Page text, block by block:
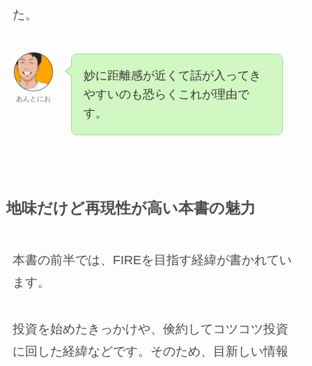
た。
あんとにお
妙に距離感が近くて話が入ってき
やすいのも恐らくこれが理由で
す。
地味だけど再現性が高い本書の魅力
本書の前半では、FIREを目指す経緯が書かれてい
ます。
投資を始めたきっかけや、倹約してコツコツ投資
に回した経緯などです。そのため、目新しい情報